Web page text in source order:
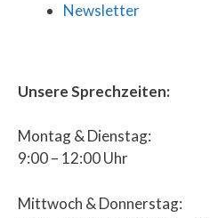
Newsletter
Unsere Sprechzeiten:
Montag & Dienstag:
9:00 – 12:00 Uhr
Mittwoch & Donnerstag: